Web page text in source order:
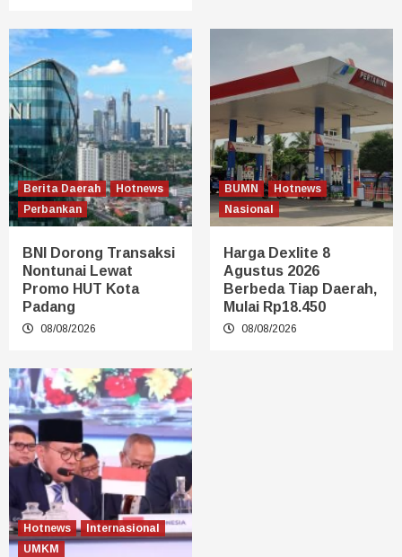
Berita Daerah
Hotnews
Perbankan
BNI Dorong Transaksi
Nontunai Lewat
Promo HUT Kota
Padang
08/08/2026
BUMN
Hotnews
Nasional
Harga Dexlite 8
Agustus 2026
Berbeda Tiap Daerah,
Mulai Rp18.450
08/08/2026
Hotnews
Internasional
UMKM